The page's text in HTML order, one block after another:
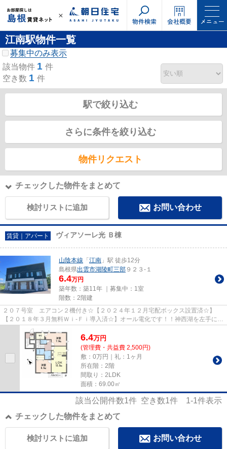
物件検索 会社概要 メニュー
江南駅物件一覧
募集中のみ表示
該当物件 1 件
空き数 1 件
駅で絞り込む
さらに条件を絞り込む
物件リクエスト
チェックした物件をまとめて
検討リストに追加 お問い合わせ
賃貸｜アパート ヴィアソーレ光 Ｂ棟
山陰本線 「 江南 」駅 徒歩12分
島根県出雲市湖陵町三部 ９２３-１
6.4万円
築年数：築11年 ｜募集中： 1室
階数：2階建
２０７号室 エアコン２機付き☆【２０２４年１２月宅配ボックス設置済☆】
【２０１８年３月無料Ｗｉ-Ｆｉ導入済☆】オール電化です！！神西湖を左手に国
道９号線を進み、ローソン湖陵店...
6.4万円
(管理費・共益費 2,500円)
敷：0万円｜礼：1ヶ月
所在階：2階
間取り：2LDK
面積：69.00㎡
該当公開件数1件 空き数1件 1-1件表示
チェックした物件をまとめて
お問い合わせ
検討リストに追加